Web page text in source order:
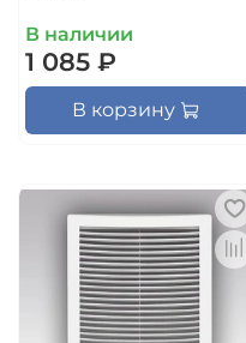
В наличии
1 085 ₽
В корзину